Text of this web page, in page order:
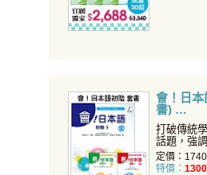
會！日本
書)
打破傳統
話題，強
知識！
定價：
特價： 1300